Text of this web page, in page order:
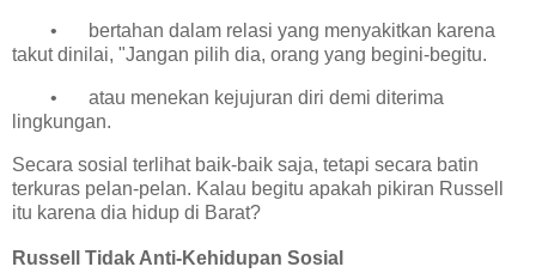
•
bertahan dalam relasi yang menyakitkan karena
takut dinilai, "Jangan pilih dia, orang yang begini-begitu.
•
atau menekan kejujuran diri demi diterima
lingkungan.
Secara sosial terlihat baik-baik saja, tetapi secara batin
terkuras pelan-pelan. Kalau begitu apakah pikiran Russell
itu karena dia hidup di Barat?
Russell Tidak Anti-Kehidupan Sosial